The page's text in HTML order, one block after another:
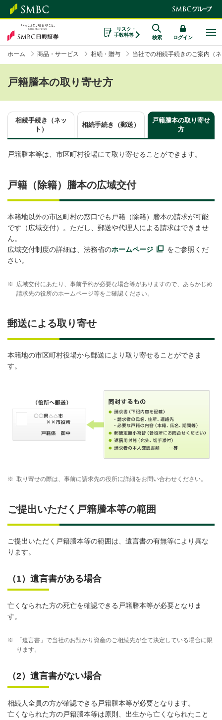
リスク・
手数料等
検索 ログイン
ホーム 商品・サービス 相続・贈与 当社での相続手続きのご案内（
戸籍謄本の取り寄せ方
相続手続き（ネッ
ト）
相続手続き（郵送）
戸籍謄本の取り寄せ
方
戸籍謄本等は、市区町村役場にて取り寄せることができます。
戸籍（除籍）謄本の広域交付
本籍地以外の市区町村の窓口でも戸籍（除籍）謄本の請求が可能
です（広域交付）。ただし、郵送や代理人による請求はできませ
ん。
広域交付制度の詳細は、法務省のホームページ
をご参照くだ
さい。
※ 広域交付にあたり、事前予約が必要な場合等がありますので、あらかじめ
請求先の役所のホームページ等をご確認ください。
郵送による取り寄せ
本籍地の市区町村役場から郵送により取り寄せることができま
す。
※ 取り寄せの際は、事前に請求先の役所に詳細をお問い合わせください。
ご提出いただく戸籍謄本等の範囲
ご提出いただく戸籍謄本等の範囲は、遺言書の有無等により異な
ります。
（1）遺言書がある場合
亡くなられた方の死亡を確認できる戸籍謄本等が必要となりま
す。
※
「遺言書」で当社のお預かり資産のご相続先が全て決定している場合に限
ります。
（2）遺言書がない場合
相続人全員の方が確認できる戸籍謄本等が必要となります。
亡くなられた方の戸籍謄本等は原則、出生から亡くなられたこと